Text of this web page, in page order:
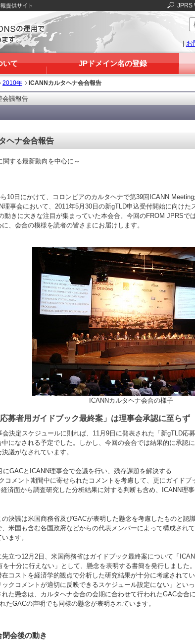
提供サイト JPRS
| お
いて JPドメイン名の登録
2010年 ICANNカルタヘナ会合報告
会議報告
ヘナ会合報告
関する最新動向を中心に～
10日にかけて、コロンビアのカルタヘナで第39回ICANN Meeting
理事会において、2011年5月30日の新gTLD申込受付開始に向け
動きに大きな注目が集まっていた本会合。今回のFROM JPRSで
、会合の模様を読者の皆さまにお届けします。
ICANNカルタヘナ会合の様子
募者用ガイドブック最終案」は理事会承認に至らず
会決定スケジュールに則れば、11月9日に発表された「新gTLD応
になされる予定でした。しかし、今回の会合では結果的に承認
議がなされています。
にGACとICANN理事会で会議を行い、残存課題を解決する
コメント期間中に寄せられたコメントを考慮して、更にガイドブ
経済面から調査研究した分析結果に対する判断も含め、ICANN理
の決議は米国商務省及びGACが表明した懸念を考慮したものと認
米国も含む各国政府などからの代表メンバーによって構成され
ます。
立つ12月2日、米国商務省はガイドブック最終案について「
を十分に行えない」として、懸念を表明する書簡を発行しました
コストを経済学的観点で分析した研究結果が十分に考慮されて
クコメントが適切に反映できるスケジュール設定にない」とい
れた懸念は、カルタヘナ会合の会期に合わせて行われたGAC会合
たGACの声明でも同様の懸念が表明されています。
閉会後の動き